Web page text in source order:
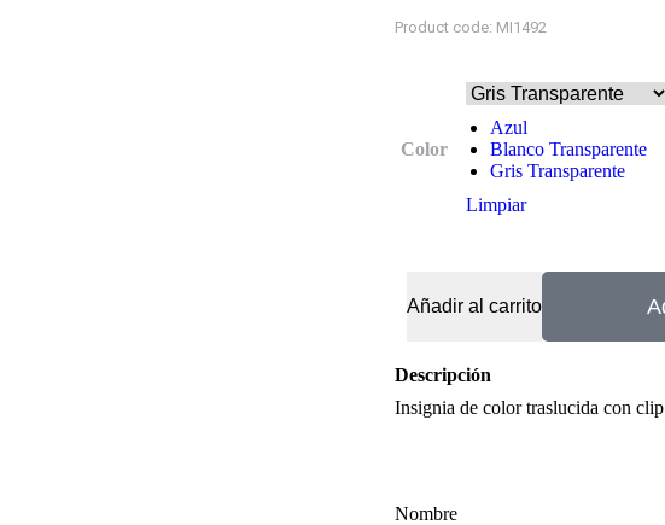
Product code: MI1492
Color
Azul
Blanco Transparente
Gris Transparente
Limpiar
Añadir al carrito
Descripción
Insignia de color traslucida con
Nombre